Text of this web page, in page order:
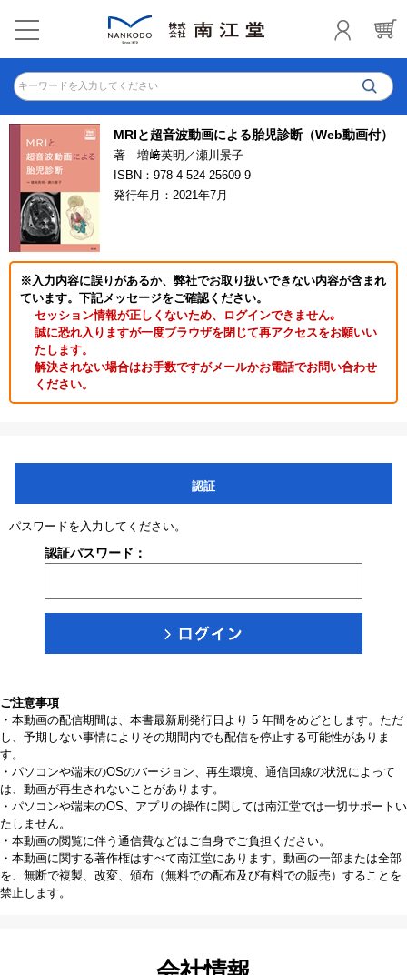
キーワードを入力してください
MRIと超音波動画による胎児診断（Web動画付）
著 増﨑英明／瀬川景子
ISBN：978-4-524-25609-9
発行年月：2021年7月
※入力内容に誤りがあるか、弊社でお取り扱いできない内容が含まれ
ています。下記メッセージをご確認ください。
セッション情報が正しくないため、ログインできません｡
誠に恐れ入りますが一度ブラウザを閉じて再アクセスをお願いい
たします。
解決されない場合はお手数ですがメールかお電話でお問い合わせ
ください。
認証
パスワードを入力してください。
認証パスワード：
ご注意事項
・本動画の配信期間は、本書最新刷発行日より 5 年間をめどとします。ただ
し、予期しない事情によりその期間内でも配信を停止する可能性がありま
す。
・パソコンや端末のOSのバージョン、再生環境、通信回線の状況によって
は、動画が再生されないことがあります。
・パソコンや端末のOS、アプリの操作に関しては南江堂では一切サポートい
たしません。
・本動画の閲覧に伴う通信費などはご自身でご負担ください。
・本動画に関する著作権はすべて南江堂にあります。動画の一部または全部
を、無断で複製、改変、頒布（無料での配布及び有料での販売）することを
禁止します。